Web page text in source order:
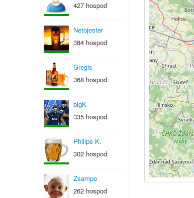
427 hospod
Netojester
384 hospod
Gregis
368 hospod
bigK
335 hospod
Philipe K.
302 hospod
Zsampo
262 hospod